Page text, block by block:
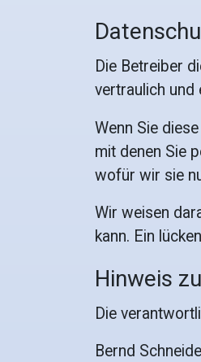
Die Betreiber
vertraulich und
Wenn Sie
mit denen Sie
wofür wir sie
Wir weisen
kann. Ein
Hinweis
Die
Bernd